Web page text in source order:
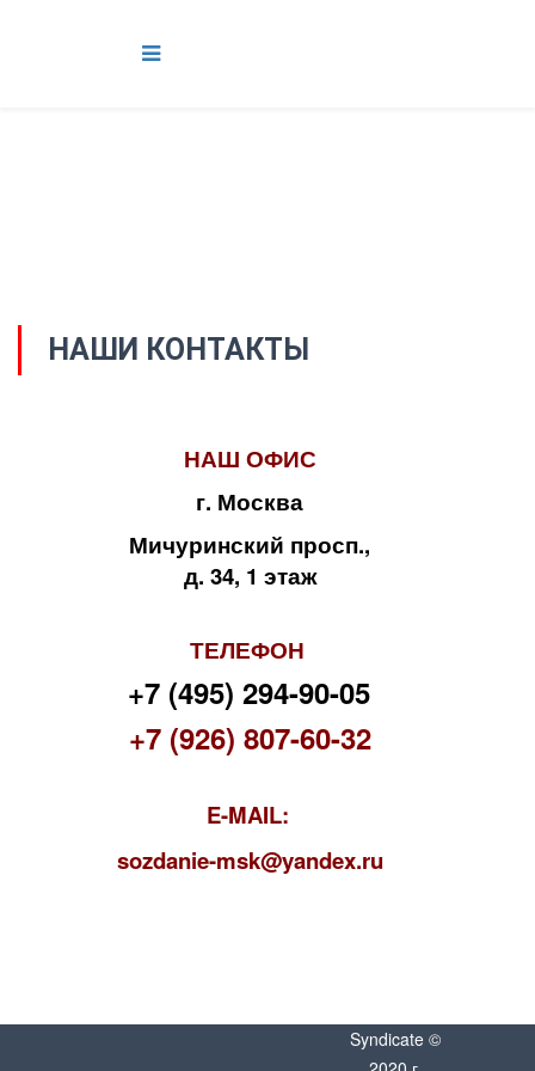
НАШИ КОНТАКТЫ
НАШ ОФИС
г. Москва
Мичуринский просп.,
д. 34, 1 этаж
ТЕЛЕФОН
+7 (495) 294-90-05
+7 (926) 807-60-32
E-MAIL:
sozdanie-msk@yandex.ru
Syndicate ©